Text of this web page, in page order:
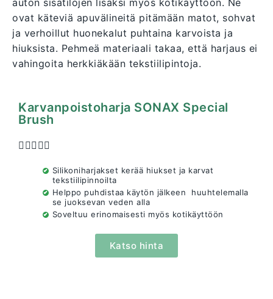
auton sisätilojen lisäksi myös kotikäyttöön. Ne
ovat käteviä apuvälineitä pitämään matot, sohvat
ja verhoillut huonekalut puhtaina karvoista ja
hiuksista. Pehmeä materiaali takaa, että harjaus ei
vahingoita herkkiäkään tekstiilipintoja.
Karvanpoistoharja SONAX Special
Brush
  
Silikoniharjakset kerää hiukset ja karvat
tekstiilipinnoilta
Helppo puhdistaa käytön jälkeen huuhtelemalla
se juoksevan veden alla
Soveltuu erinomaisesti myös kotikäyttöön
Katso hinta